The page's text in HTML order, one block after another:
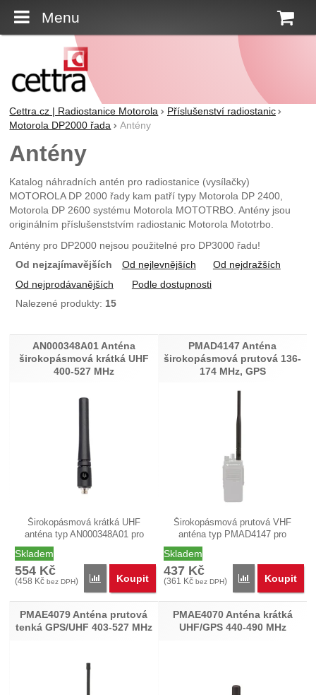
Menu
Cettra.cz | Radiostanice Motorola
Příslušenství radiostanic
Motorola DP2000 řada
Antény
Antény
Katalog náhradních antén pro radiostanice (vysílačky)
MOTOROLA DP 2000 řady kam patří typy Motorola DP 2400,
Motorola DP 2600 systému Motorola MOTOTRBO. Antény jsou
originálním příslušenststvím radiostanic Motorola Mototrbo.
Antény pro DP2000 nejsou použitelné pro DP3000 řadu!
Od nejzajímavějších
Od nejlevnějších
Od nejdražších
Od nejprodávanějších
Podle dostupnosti
Nalezené produkty: 15
Produkty
AN000348A01 Anténa
širokopásmová krátká UHF
400-527 MHz
Širokopásmová krátká UHF
anténa typ AN000348A01 pro
Skladem
554 Kč
(458 Kč bez DPH) Přidat 'AN000348A01 Anténa širokopásmová
Koupit
PMAD4147 Anténa
širokopásmová prutová 136-
174 MHz, GPS
Širokopásmová prutová VHF
anténa typ PMAD4147 pro
Skladem
437 Kč
(361 Kč bez DPH) Přidat
Koupit
PMAE4079 Anténa prutová
tenká GPS/UHF 403-527 MHz
PMAE4070 Anténa krátká
UHF/GPS 440-490 MHz